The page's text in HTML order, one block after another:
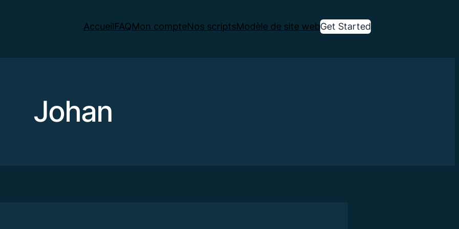
AccueilFAQMon compteNos scriptsModèle de site webGet Started
Johan